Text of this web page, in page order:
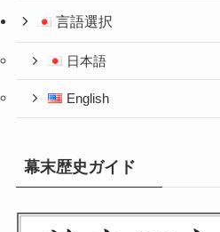
言語選択
日本語
English
幕末歴史ガイド